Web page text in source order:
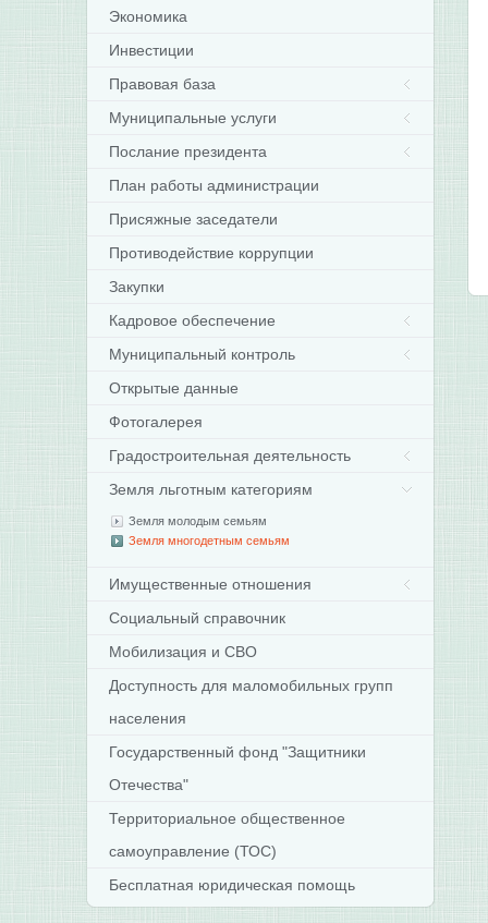
Экономика
Инвестиции
Правовая база
Муниципальные услуги
Послание президента
План работы администрации
Присяжные заседатели
Противодействие коррупции
Закупки
Кадровое обеспечение
Муниципальный контроль
Открытые данные
Фотогалерея
Градостроительная деятельность
Земля льготным категориям
Земля молодым семьям
Земля многодетным семьям
Имущественные отношения
Социальный справочник
Мобилизация и СВО
Доступность для маломобильных групп
населения
Государственный фонд "Защитники
Отечества"
Территориальное общественное
самоуправление (ТОС)
Бесплатная юридическая помощь